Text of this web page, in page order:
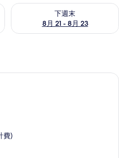
應情況
下週末
8月 21 - 8月 23
查看下週末 (8月 21 - 8月 23)
費)